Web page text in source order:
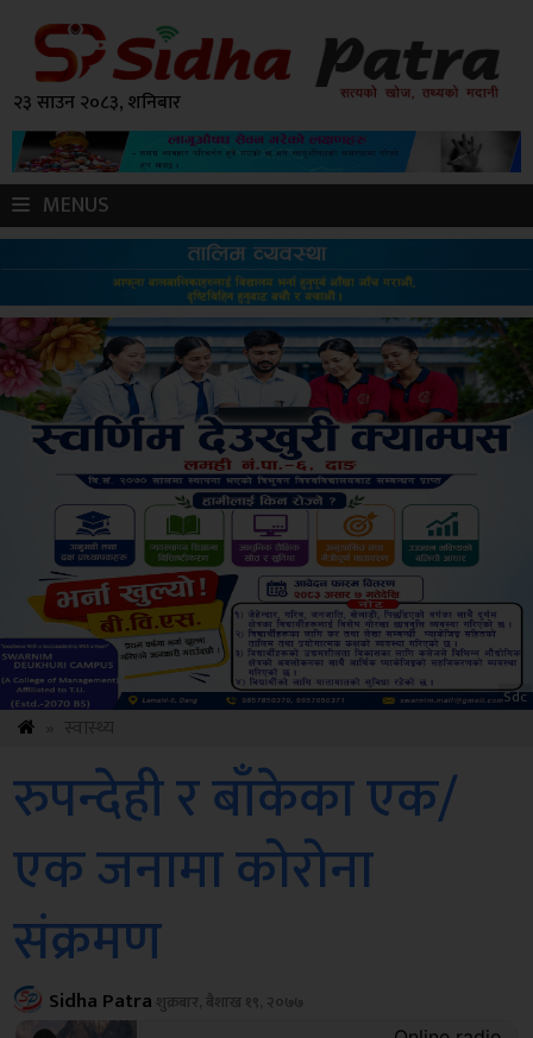
२३ साउन २०८३, शनिबार
MENUS
ksbus
रुपन्देही र बाँकेका एक/
एक जनामा कोरोना
संक्रमण
Sidha Patra शुक्रबार, बैशाख १९, २०७७